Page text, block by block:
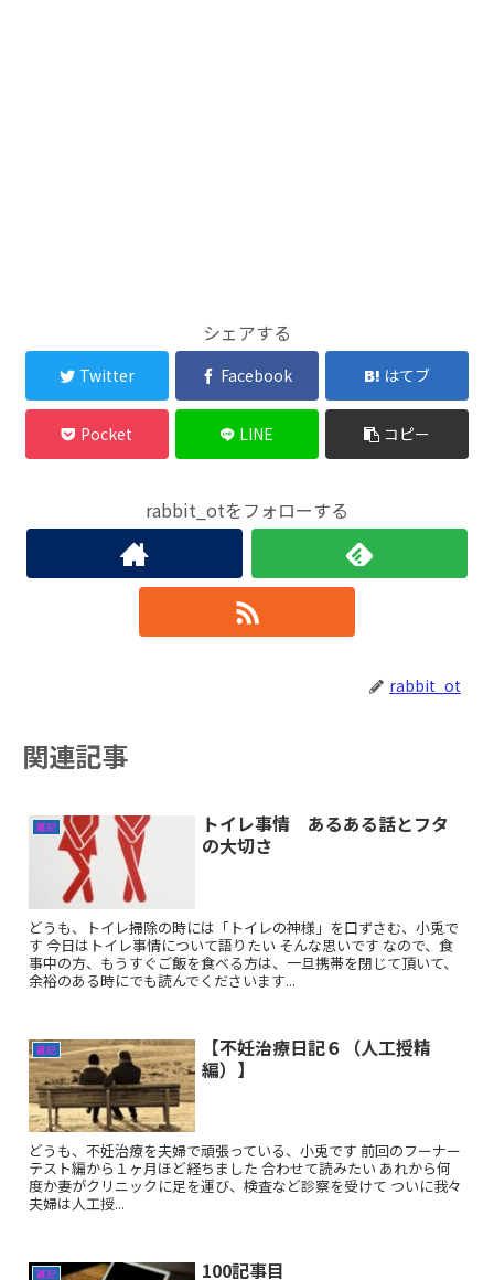
シェアする
Twitter Facebook はてブ
Pocket LINE コピー
rabbit_otをフォローする
rabbit_ot
関連記事
雑記
トイレ事情 あるある話とフタ
の大切さ
どうも、トイレ掃除の時には「トイレの神様」を口ずさむ、小兎で
す 今日はトイレ事情について語りたい そんな思いです なので、食
事中の方、もうすぐご飯を食べる方は、一旦携帯を閉じて頂いて、
余裕のある時にでも読んでくださいます...
雑記
【不妊治療日記６（人工授精
編）】
どうも、不妊治療を夫婦で頑張っている、小兎です 前回のフーナー
テスト編から１ヶ月ほど経ちました 合わせて読みたい あれから何
度か妻がクリニックに足を運び、検査など診察を受けて ついに我々
夫婦は人工授...
雑記 100記事目